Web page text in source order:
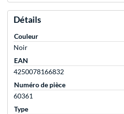
Détails
Couleur
Noir
EAN
4250078166832
Numéro de pièce
60361
Type